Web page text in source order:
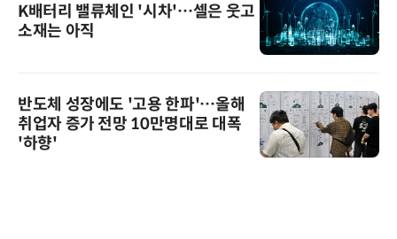
K배터리 밸류체인 '시차'…셀은 웃고
소재는 아직
반도체 성장에도 '고용 한파'…올해
취업자 증가 전망 10만명대로 대폭
'하향'